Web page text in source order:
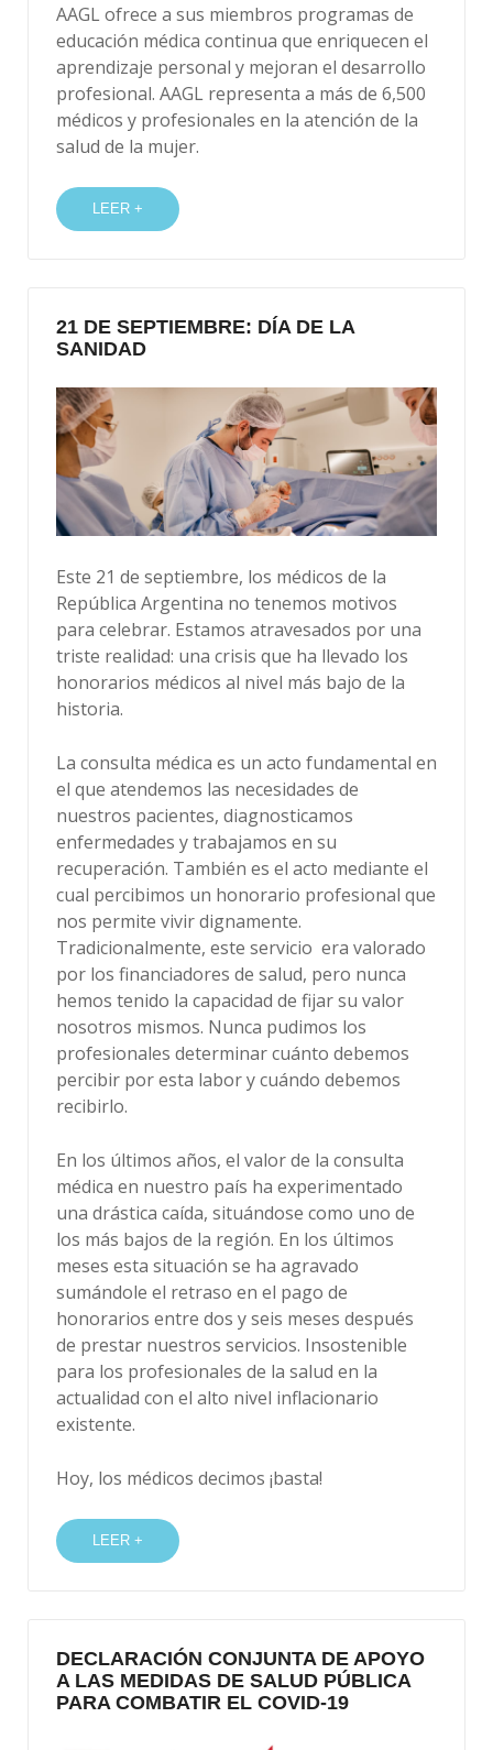
AAGL ofrece a sus miembros programas de
educación médica continua que enriquecen el
aprendizaje personal y mejoran el desarrollo
profesional. AAGL representa a más de 6,500
médicos y profesionales en la atención de la
salud de la mujer.
LEER +
21 DE SEPTIEMBRE: DÍA DE LA
SANIDAD
Este 21 de septiembre, los médicos de la
República Argentina no tenemos motivos
para celebrar. Estamos atravesados por una
triste realidad: una crisis que ha llevado los
honorarios médicos al nivel más bajo de la
historia.
La consulta médica es un acto fundamental en
el que atendemos las necesidades de
nuestros pacientes, diagnosticamos
enfermedades y trabajamos en su
recuperación. También es el acto mediante el
cual percibimos un honorario profesional que
nos permite vivir dignamente.
Tradicionalmente, este servicio era valorado
por los financiadores de salud, pero nunca
hemos tenido la capacidad de fijar su valor
nosotros mismos. Nunca pudimos los
profesionales determinar cuánto debemos
percibir por esta labor y cuándo debemos
recibirlo.
En los últimos años, el valor de la consulta
médica en nuestro país ha experimentado
una drástica caída, situándose como uno de
los más bajos de la región. En los últimos
meses esta situación se ha agravado
sumándole el retraso en el pago de
honorarios entre dos y seis meses después
de prestar nuestros servicios. Insostenible
para los profesionales de la salud en la
actualidad con el alto nivel inflacionario
existente.
Hoy, los médicos decimos ¡basta!
LEER +
DECLARACIÓN CONJUNTA DE APOYO
A LAS MEDIDAS DE SALUD PÚBLICA
PARA COMBATIR EL COVID-19